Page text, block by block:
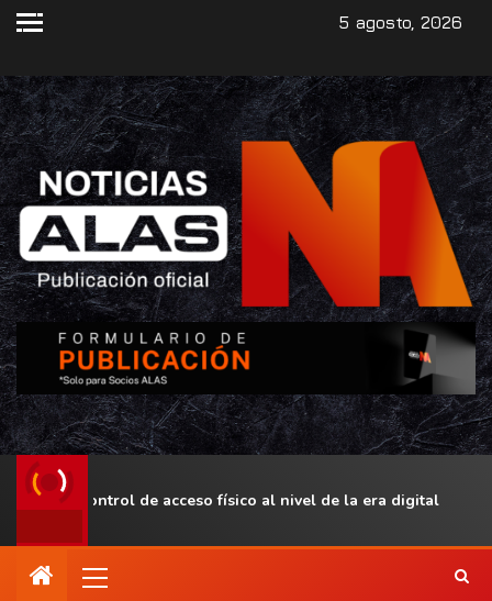
5 agosto, 2026
el control de acceso físico al nivel de la era digital